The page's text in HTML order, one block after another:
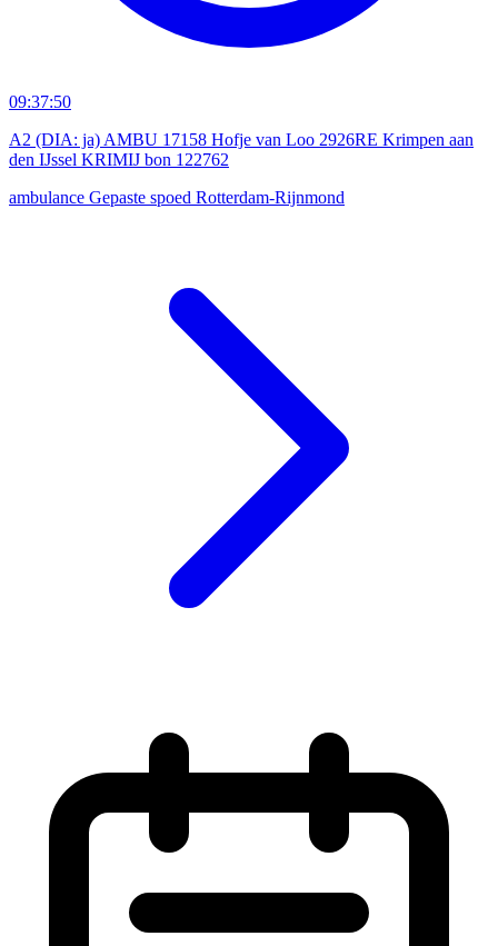
09:37:50
A2 (DIA: ja) AMBU 17158 Hofje van Loo 2926RE Krimpen aan
den IJssel KRIMIJ bon 122762
ambulance Gepaste spoed Rotterdam-Rijnmond